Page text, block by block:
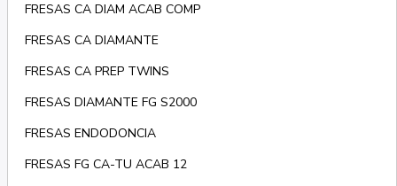
FRESAS CA DIAM ACAB COMP
FRESAS CA DIAMANTE
FRESAS CA PREP TWINS
FRESAS DIAMANTE FG S2000
FRESAS ENDODONCIA
FRESAS FG CA-TU ACAB 12